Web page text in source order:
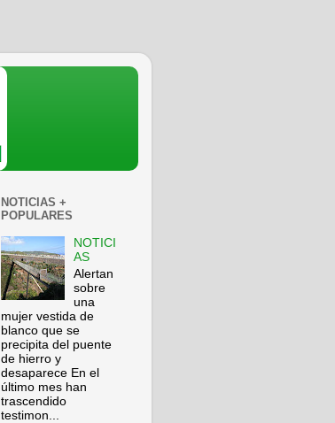
NOTICIAS +
POPULARES
NOTICI
AS
Alertan
sobre
una
mujer vestida de
blanco que se
precipita del puente
de hierro y
desaparece En el
último mes han
trascendido
testimon...